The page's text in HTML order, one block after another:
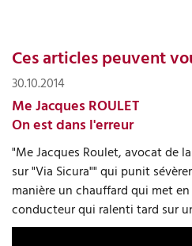
Ces articles peuvent
30.10.2014
Me Jacques ROULET
On est dans l'erreur
"Me Jacques Roulet, avocat de
sur "Via Sicura"" qui punit
manière un chauffard qui met
conducteur qui ralenti tard sur